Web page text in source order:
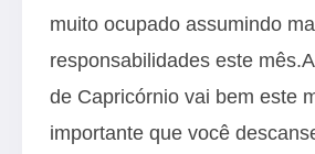
muito ocupado assumindo
responsabilidades este
de Capricórnio vai bem este
importante que você